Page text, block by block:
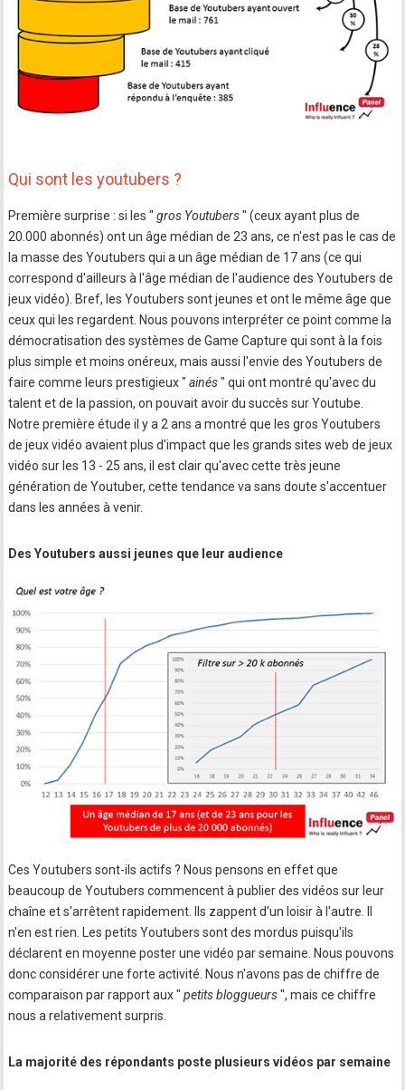
Qui sont les youtubers ?
Première surprise : si les " gros Youtubers" (ceux ayant plus de
20.000 abonnés) ont un âge médian de 23 ans, ce n'est pas le cas de
la masse des Youtubers qui a un âge médian de 17 ans (ce qui
correspond d'ailleurs à l'âge médian de l'audience des Youtubers de
jeux vidéo). Bref, les Youtubers sont jeunes et ont le même âge que
ceux qui les regardent. Nous pouvons interpréter ce point comme la
démocratisation des systèmes de Game Capture qui sont à la fois
plus simple et moins onéreux, mais aussi l'envie des Youtubers de
faire comme leurs prestigieux " ainés" qui ont montré qu'avec du
talent et de la passion, on pouvait avoir du succès sur Youtube.
Notre première étude il y a 2 ans a montré que les gros Youtubers
de jeux vidéo avaient plus d'impact que les grands sites web de jeux
vidéo sur les 13 - 25 ans, il est clair qu'avec cette très jeune
génération de Youtuber, cette tendance va sans doute s'accentuer
dans les années à venir.
Des Youtubers aussi jeunes que leur audience
Ces Youtubers sont-ils actifs ? Nous pensons en effet que
beaucoup de Youtubers commencent à publier des vidéos sur leur
chaîne et s'arrêtent rapidement. Ils zappent d'un loisir à l'autre. Il
n'en est rien. Les petits Youtubers sont des mordus puisqu'ils
déclarent en moyenne poster une vidéo par semaine. Nous pouvons
donc considérer une forte activité. Nous n'avons pas de chiffre de
comparaison par rapport aux " petits bloggueurs", mais ce chiffre
nous a relativement surpris.
La majorité des répondants poste plusieurs vidéos par semaine